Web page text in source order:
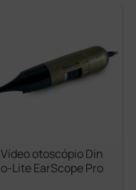
Vídeo otoscópio Din
o-Lite EarScope Pro